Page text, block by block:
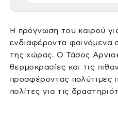
Η πρόγνωση του καιρού
ενδιαφέροντα φαινόμενα
της χώρας. Ο Τάσος
θερμοκρασίες και τις
προσφέροντας πολύτιμες
πολίτες για τις